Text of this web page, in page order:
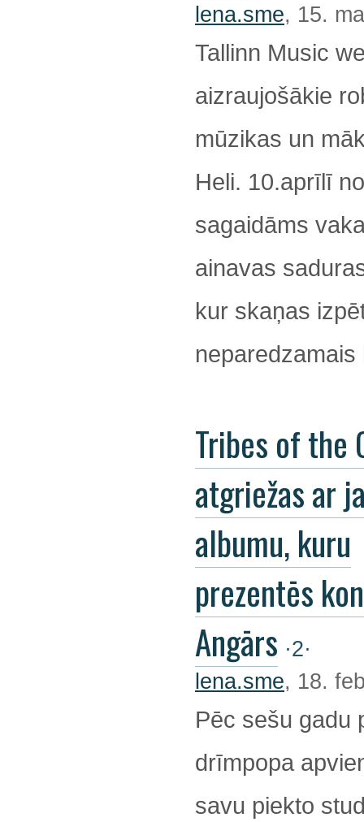
lena.sme, 15.
Tallinn Music
aizraujošākie
mūzikas un
Heli. 10.aprīlī
sagaidāms
ainavas
kur skaņas
Tribes of the
atgriežas ar
albumu, kuru
prezentēs
Angārs ·2·
lena.sme, 18.
Pēc sešu gadu
drīmpopa
savu piekto